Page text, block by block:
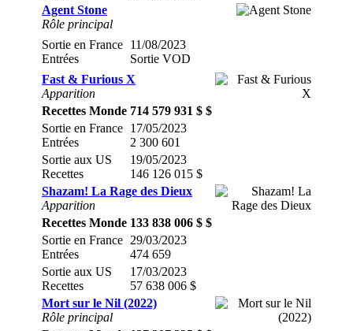
Agent Stone
Rôle principal
Sortie en France
Entrées
11/08/2023
Sortie VOD
Fast & Furious X
Apparition
Recettes Monde 714 579 931 $ $
Sortie en France
Entrées
17/05/2023
2 300 601
Sortie aux US
Recettes
19/05/2023
146 126 015 $
Shazam! La Rage des Dieux
Apparition
Recettes Monde 133 838 006 $ $
Sortie en France
Entrées
29/03/2023
474 659
Sortie aux US
Recettes
17/03/2023
57 638 006 $
Mort sur le Nil (2022)
Rôle principal